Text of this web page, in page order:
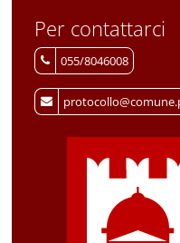
Per contattarci
055/8046008